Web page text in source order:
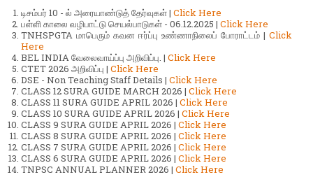
டிசம்பர் 10 - ல் அரையாண்டுத் தேர்வுகள் | Click Here
பள்ளி காலை வழிபாட்டு செயல்பாடுகள் - 06.12.2025 | Click Here
TNHSPGTA மாபெரும் கவன ஈர்ப்பு உண்ணாநிலைப் போராட்டம் | Click
Here
BEL INDIA வேலைவாய்ப்பு அறிவிப்பு. | Click Here
CTET 2026 அறிவிப்பு | Click Here
DSE - Non Teaching Staff Details | Click Here
CLASS 12 SURA GUIDE MARCH 2026 | Click Here
CLASS 11 SURA GUIDE APRIL 2026 | Click Here
CLASS 10 SURA GUIDE APRIL 2026 | Click Here
CLASS 9 SURA GUIDE APRIL 2026 | Click Here
CLASS 8 SURA GUIDE APRIL 2026 | Click Here
CLASS 7 SURA GUIDE APRIL 2026 | Click Here
CLASS 6 SURA GUIDE APRIL 2026 | Click Here
TNPSC ANNUAL PLANNER 2026 | Click Here